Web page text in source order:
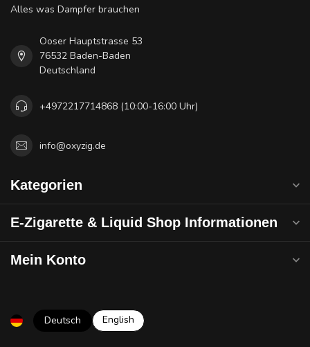
Alles was Dampfer brauchen
Ooser Hauptstrasse 53
76532 Baden-Baden
Deutschland
+4972217714868 (10:00-16:00 Uhr)
info@oxyzig.de
Kategorien
E-Zigarette & Liquid Shop Informationen
Mein Konto
Deutsch English